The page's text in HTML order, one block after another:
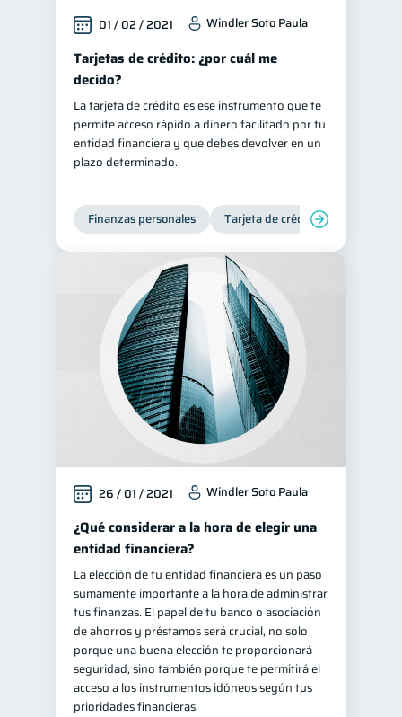
01 / 02 / 2021 Windler Soto Paula
Tarjetas de crédito: ¿por cuál me
decido?
La tarjeta de crédito es ese instrumento que te
permite acceso rápido a dinero facilitado por tu
entidad financiera y que debes devolver en un
plazo determinado.
Finanzas personales Tarjeta de crédito
26 / 01 / 2021 Windler Soto Paula
¿Qué considerar a la hora de elegir una
entidad financiera?
La elección de tu entidad financiera es un paso
sumamente importante a la hora de administrar
tus finanzas. El papel de tu banco o asociación
de ahorros y préstamos será crucial, no solo
porque una buena elección te proporcionará
seguridad, sino también porque te permitirá el
acceso a los instrumentos idóneos según tus
prioridades financieras.